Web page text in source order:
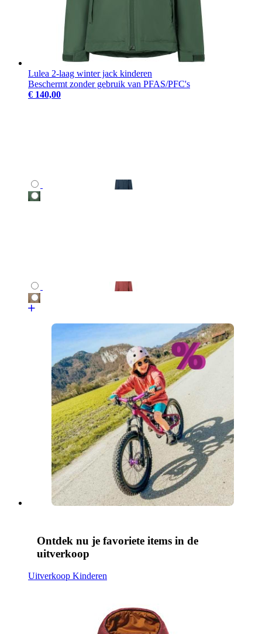
Lulea 2-laag winter jack kinderen
Beschermt zonder gebruik van PFAS/PFC's
€ 140,00
Ontdek nu je favoriete items in de
uitverkoop
Uitverkoop Kinderen